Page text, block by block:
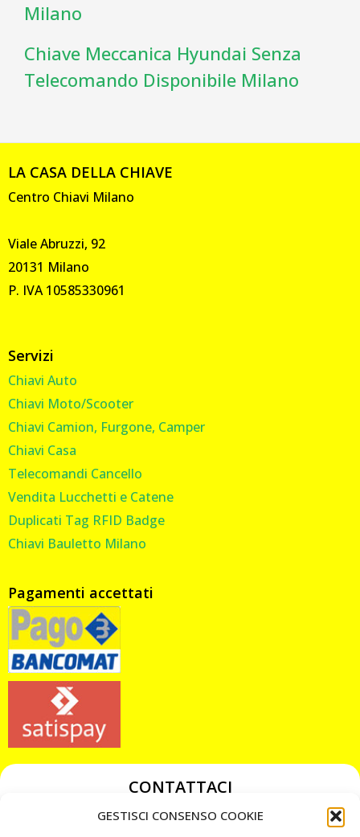
GESTISCI CONSENSO COOKIE
Milano
Chiave Meccanica Hyundai Senza
Telecomando Disponibile Milano
LA CASA DELLA CHIAVE
Centro Chiavi Milano
Viale Abruzzi, 92
20131 Milano
P. IVA 10585330961
Servizi
Chiavi Auto
Chiavi Moto/Scooter
Chiavi Camion, Furgone, Camper
Chiavi Casa
Telecomandi Cancello
Vendita Lucchetti e Catene
Duplicati Tag RFID Badge
Chiavi Bauletto Milano
Pagamenti accettati
CONTATTACI
349 3863811